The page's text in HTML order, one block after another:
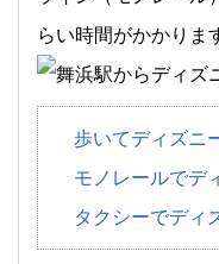
らい時間がかかりま
歩いてディズニ
モノレールでデ
タクシーでディ